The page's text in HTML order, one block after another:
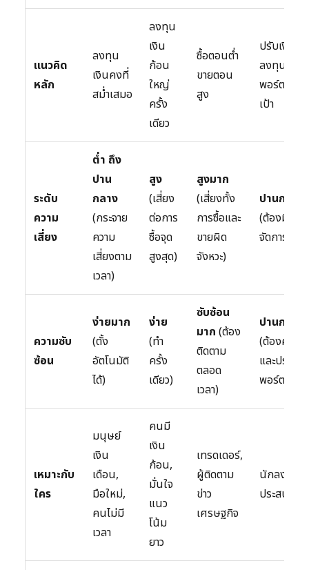
แนวคิด
หลัก
ลงทุน
เงินคงที่
สม่ำเสมอ
ลงทุน
เงิน
ก้อน
ใหญ่
ครั้ง
เดียว
ซื้อตอนต่ำ
ขายตอน
สูง
ปรับเงิน
ลงทุนให้
พอร์ตโตตา
เป้า
ระดับ
ความ
เสี่ยง
ต่ำ ถึง
ปาน
กลาง
(กระจาย
ความ
เสี่ยงตาม
เวลา)
สูง
(เสี่ยง
ต่อการ
ซื้อจุด
สูงสุด)
สูงมาก
(เสี่ยงทั้ง
การซื้อและ
ขายผิด
จังหวะ)
ปานกลาง
(ต้องมีการ
จัดการ)
ความซับ
ซ้อน
ง่ายมาก
(ตั้ง
อัตโนมัติ
ได้)
ง่าย
(ทำ
ครั้ง
เดียว)
ซับซ้อน
มาก (ต้อง
ติดตาม
ตลอด
เวลา)
ปานกลาง
(ต้องคำน
และปรับ
พอร์ต)
เหมาะกับ
ใคร
มนุษย์
เงิน
เดือน,
มือใหม่,
คนไม่มี
เวลา
คนมี
เงิน
ก้อน,
มั่นใจ
แนว
โน้ม
ยาว
เทรดเดอร์,
ผู้ติดตาม
ข่าว
เศรษฐกิจ
นักลงทุน
ประสบกา